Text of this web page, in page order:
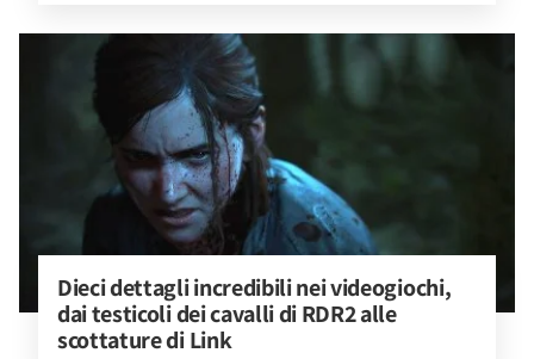
Dieci dettagli incredibili nei videogiochi,
dai testicoli dei cavalli di RDR2 alle
scottature di Link